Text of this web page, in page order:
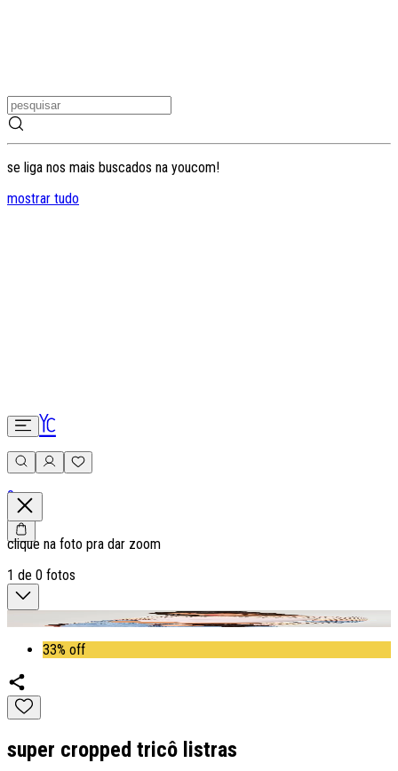
se liga nos mais buscados na youcom!
mostrar tudo
0
clique na foto pra dar zoom
1 de 0 fotos
33% off
super cropped tricô listras